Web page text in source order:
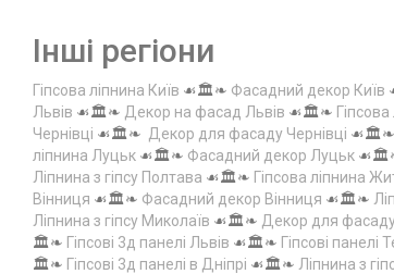
Інші регіони
Гіпсова ліпнина Київ ☙🏛️❧ Фасадний декор Київ
Львів ☙🏛️❧ Декор на фасад Львів ☙🏛️❧
Чернівці ☙🏛️❧ Декор для фасаду Чернівці ☙🏛️❧
ліпнина Луцьк ☙🏛️❧ Фасадний декор Луцьк
Ліпнина з гіпсу Полтава ☙🏛️❧ Гіпсова ліпнина
Вінниця ☙🏛️❧ Фасадний декор Вінниця ☙🏛️❧
Ліпнина з гіпсу Миколаїв ☙🏛️❧ Декор для
🏛️❧ Гіпсові 3д панелі Львів ☙🏛️❧ Гіпсові панелі
🏛️❧ Гіпсові 3д панелі в Дніпрі ☙🏛️❧ Ліпнина з